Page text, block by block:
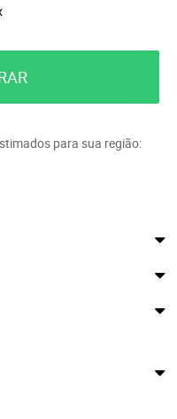
para sua região: